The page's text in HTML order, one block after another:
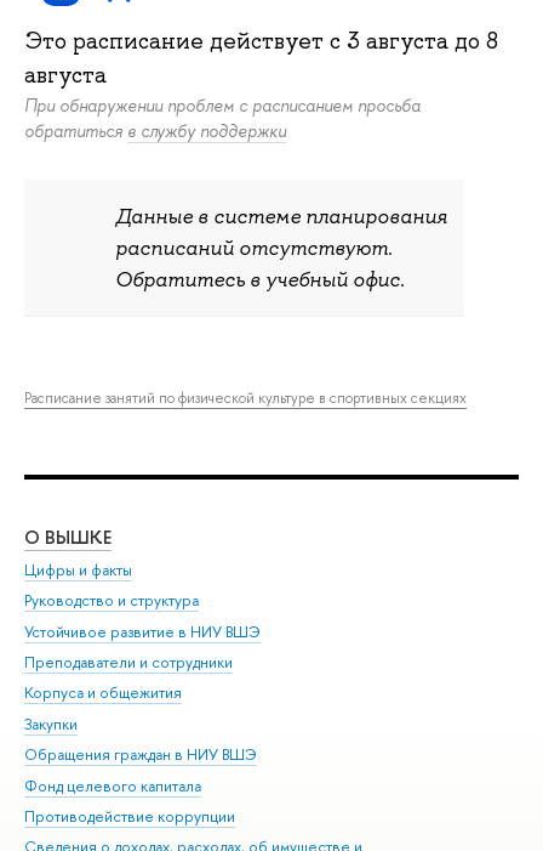
Это расписание действует c 3 августа до 8
августа
При обнаружении проблем с расписанием просьба
обратиться в службу поддержки
Данные в системе планирования
расписаний отсутствуют.
Обратитесь в учебный офис.
Расписание занятий по физической культуре в спортивных секциях
О ВЫШКЕ
Цифры и факты
Руководство и структура
Устойчивое развитие в НИУ ВШЭ
Преподаватели и сотрудники
Корпуса и общежития
Закупки
Обращения граждан в НИУ ВШЭ
Фонд целевого капитала
Противодействие коррупции